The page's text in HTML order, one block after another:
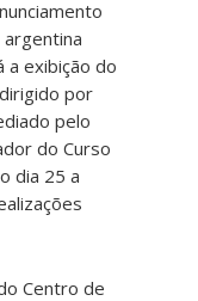
argentina
a exibição do
por
pelo
do Curso
dia 25 a
Centro de